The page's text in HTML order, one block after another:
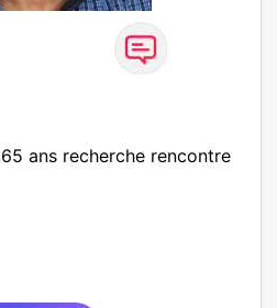
ans recherche rencontre